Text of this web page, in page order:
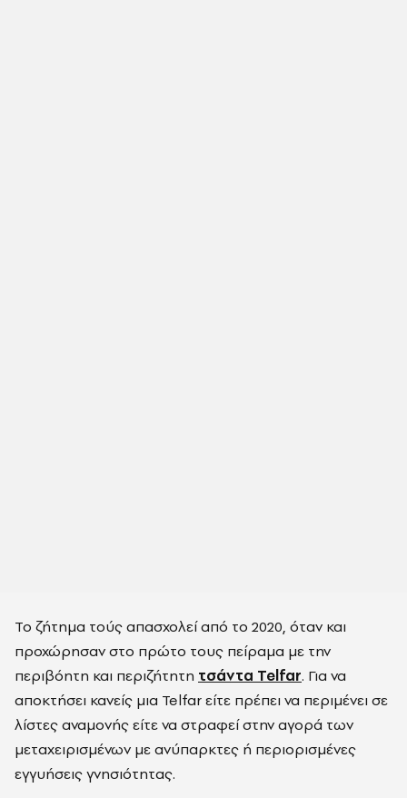
Το ζήτημα τούς απασχολεί από το 2020, όταν και
προχώρησαν στο πρώτο τους πείραμα με την
περιβόητη και περιζήτητη τσάντα Telfar. Για να
αποκτήσει κανείς μια Telfar είτε πρέπει να περιμένει σε
λίστες αναμονής είτε να στραφεί στην αγορά των
μεταχειρισμένων με ανύπαρκτες ή περιορισμένες
εγγυήσεις γνησιότητας.